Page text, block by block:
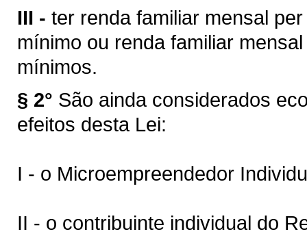
III - ter renda familiar mensal
mínimo ou renda familiar
mínimos.
§ 2° São ainda considerados
efeitos desta Lei:
I - o Microempreendedor
II - o contribuinte individual do